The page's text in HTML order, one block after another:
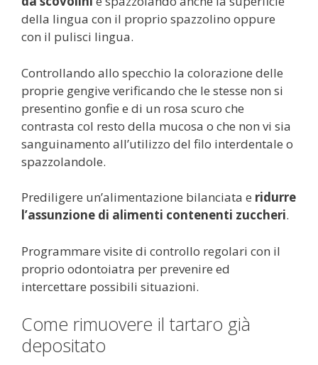
della lingua con il proprio spazzolino oppure
con il pulisci lingua.
Controllando allo specchio la colorazione delle
proprie gengive verificando che le stesse non si
presentino gonfie e di un rosa scuro che
contrasta col resto della mucosa o che non vi sia
sanguinamento all’utilizzo del filo interdentale o
spazzolandole.
Prediligere un’alimentazione bilanciata e ridurre
l’assunzione di alimenti contenenti zuccheri.
Programmare visite di controllo regolari con il
proprio odontoiatra per prevenire ed
intercettare possibili situazioni.
Come rimuovere il tartaro già
depositato